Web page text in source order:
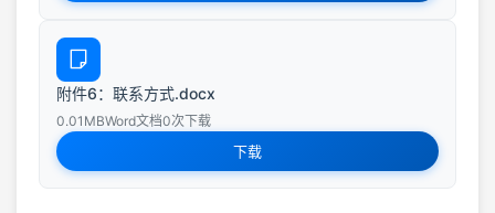
附件6：联系方式.docx
0.01MBWord文档0次下载
下载